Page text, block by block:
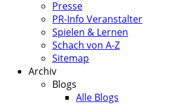
Presse
PR-Info Veranstalter
Spielen & Lernen
Schach von A-Z
Sitemap
Archiv
Blogs
Alle Blogs